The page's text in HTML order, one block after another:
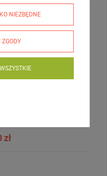
zł
zł
NIEZBĘDNE
ZGODY